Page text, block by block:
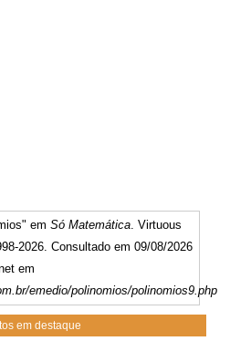
emSó Matemática. Virtuous
2026. Consultado em 09/08/2026
em
emedio/polinomios/polinomios9.php
em destaque